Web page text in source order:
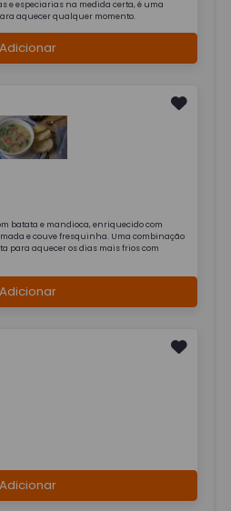
e especiarias na medida certa, é uma
aquecer qualquer momento.
Adicionar
batata e mandioca, enriquecido com
e couve fresquinha. Uma combinação
para aquecer os dias mais frios com
Adicionar
Adicionar